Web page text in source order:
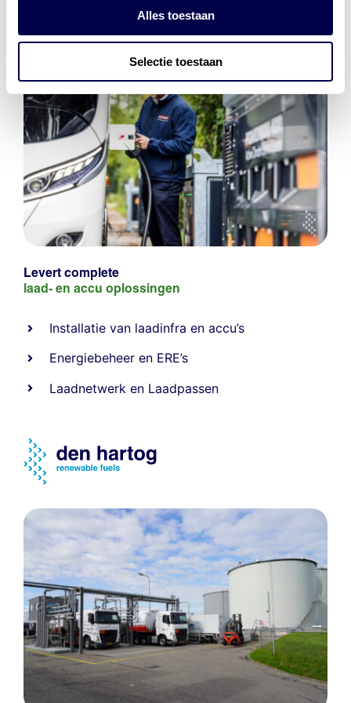
Alles toestaan
Selectie toestaan
Levert complete
laad- en accu oplossingen
Installatie van laadinfra en accu’s
Energiebeheer en ERE’s
Laadnetwerk en Laadpassen